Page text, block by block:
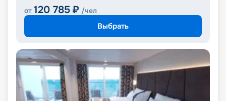
от 120 785 ₽ /чел
Выбрать